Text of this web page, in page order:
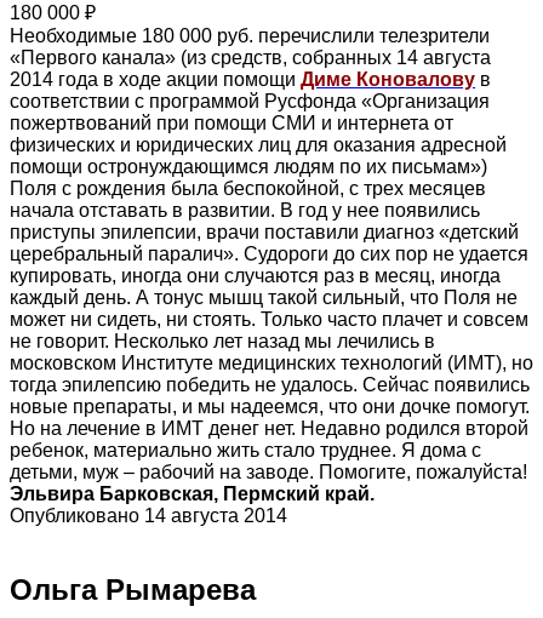
180 000 ₽
Необходимые 180 000 руб. перечислили телезрители
«Первого канала» (из средств, собранных 14 августа
2014 года в ходе акции помощи Диме Коновалову в
соответствии с программой Русфонда «Организация
пожертвований при помощи СМИ и интернета от
физических и юридических лиц для оказания адресной
помощи остронуждающимся людям по их письмам»)
Поля с рождения была беспокойной, с трех месяцев
начала отставать в развитии. В год у нее появились
приступы эпилепсии, врачи поставили диагноз «детский
церебральный паралич». Судороги до сих пор не удается
купировать, иногда они случаются раз в месяц, иногда
каждый день. А тонус мышц такой сильный, что Поля не
может ни сидеть, ни стоять. Только часто плачет и совсем
не говорит. Несколько лет назад мы лечились в
московском Институте медицинских технологий (ИМТ), но
тогда эпилепсию победить не удалось. Сейчас появились
новые препараты, и мы надеемся, что они дочке помогут.
Но на лечение в ИМТ денег нет. Недавно родился второй
ребенок, материально жить стало труднее. Я дома с
детьми, муж – рабочий на заводе. Помогите, пожалуйста!
Эльвира Барковская, Пермский край.
Опубликовано 14 августа 2014
Ольга Рымарева